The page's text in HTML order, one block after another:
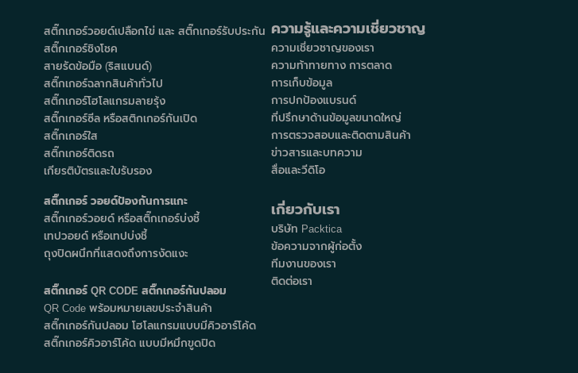
สติ๊กเกอร์วอยด์เปลือกไข่ และ สติ๊กเกอร์รับประกัน
สติ๊กเกอร์ชิงโชค
สายรัดข้อมือ (ริสแบนด์)
สติ๊กเกอร์ฉลากสินค้าทั่วไป
สติ๊กเกอร์โฮโลแกรมลายรุ้ง
สติ๊กเกอร์ซีล หรือสติกเกอร์กันเปิด
สติ๊กเกอร์ใส
สติ๊กเกอร์ติดรถ
เกียรติบัตรและใบรับรอง
สติ๊กเกอร์ วอยด์ป้องกันการแกะ
สติ๊กเกอร์วอยด์ หรือสติ๊กเกอร์บ่งชี้
เทปวอยด์ หรือเทปบ่งชี้
ถุงปิดผนึกที่แสดงถึงการงัดแงะ
สติ๊กเกอร์ QR CODE สติ๊กเกอร์กันปลอม
QR Code พร้อมหมายเลขประจำสินค้า
สติ๊กเกอร์กันปลอม โฮโลแกรมแบบมีคิวอาร์โค้ด
สติ๊กเกอร์คิวอาร์โค้ด แบบมีหมึกขูดปิด
ความรู้และความเชี่ยวชาญ
ความเชี่ยวชาญของเรา
ความท้าทายทาง การตลาด
การเก็บข้อมูล
การปกป้องแบรนด์
ที่ปรึกษาด้านข้อมูลขนาดใหญ่
การตรวจสอบและติดตามสินค้า
ข่าวสารและบทความ
สื่อและวีดิโอ
เกี่ยวกับเรา
บริษัท Packtica
ข้อความจากผู้ก่อตั้ง
ทีมงานของเรา
ติดต่อเรา